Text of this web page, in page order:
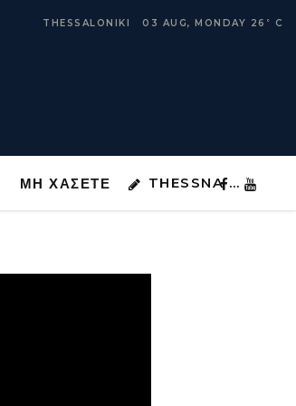
THESSALONIKI 03 AUG, MONDAY 26 ° C
ΜΗ ΧΑΣΕΤΕ THESSNA …
ΜΗ ΧΑΣΕΤΕ THESSNA …